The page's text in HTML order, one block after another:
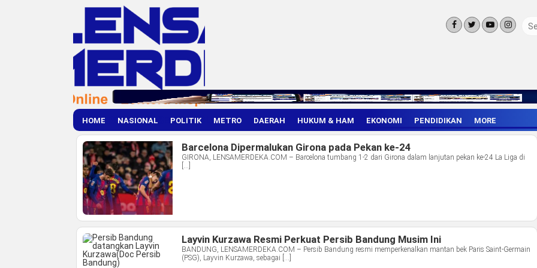
HOME NASIONAL POLITIK METRO DAERAH HUKUM & HAM EKONOMI PENDIDIKAN MORE
OPINI
TAG ARCHIVES:SEPAK BOLA
Barcelona Dipermalukan Girona pada Pekan ke-24
GIRONA, LENSAMERDEKA.COM – Barcelona tumbang 1-2 dari Girona dalam lanjutan pekan ke-24 La Liga di
[…]
Layvin Kurzawa Resmi Perkuat Persib Bandung Musim Ini
BANDUNG, LENSAMERDEKA.COM – Persib Bandung resmi memperkenalkan mantan bek Paris Saint-Germain
(PSG), Layvin Kurzawa, sebagai […]